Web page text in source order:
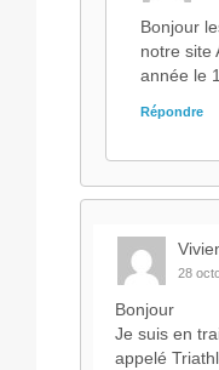
Bonjour
notre site
année le
Répondre
28
Bonjour
Je suis en
appelé